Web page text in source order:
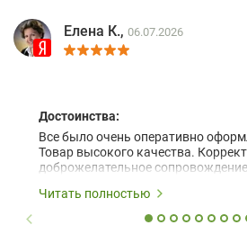
Елена К., 06.07.2026
Достоинства:
Все было очень оперативно
Товар высокого качества.
доброжелательное
Читать полностью